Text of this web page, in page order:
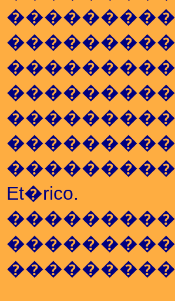
�����������
�����������
Et�rico.
�����������